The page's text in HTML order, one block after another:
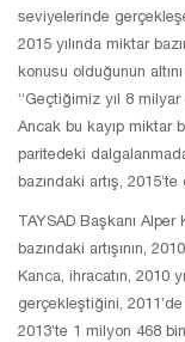
seviyelerinde
2015 yılında miktar
konusu olduğunun
“Geçtiğimiz yıl 8 milyar
Ancak bu kayıp miktar
paritedeki
bazındaki artış,
TAYSAD Başkanı
bazındaki artışının,
Kanca, ihracatın, 2010
gerçekleştiğini,
2013’te 1 milyon 468